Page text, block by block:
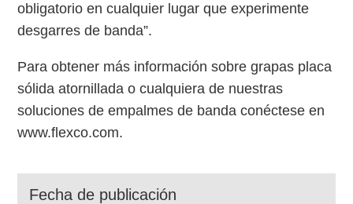
obligatorio en cualquier lugar que experimente
desgarres de banda”.
Para obtener más información sobre grapas placa
sólida atornillada o cualquiera de nuestras
soluciones de empalmes de banda conéctese en
www.flexco.com.
Fecha de publicación